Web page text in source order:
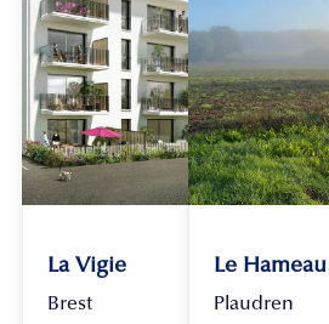
La Vigie
Brest
Le
Plaudren